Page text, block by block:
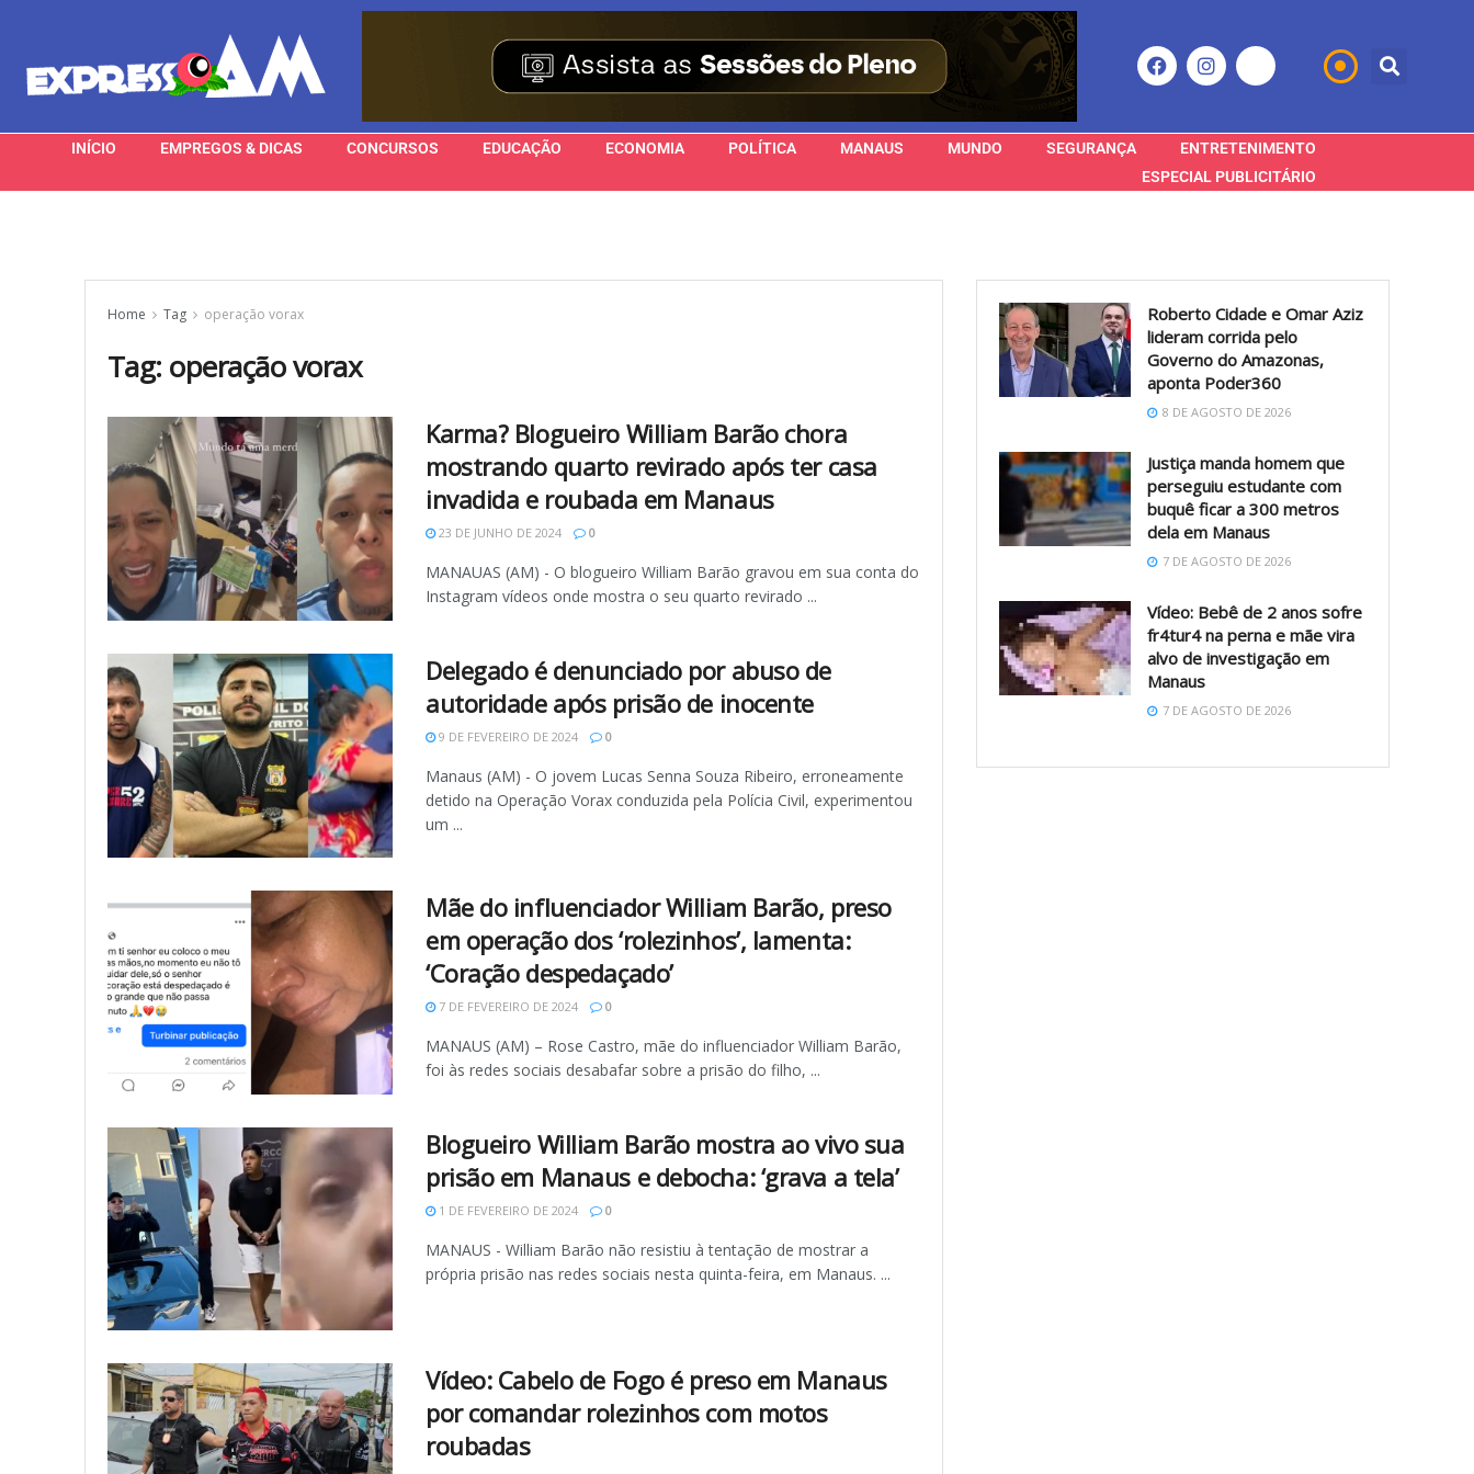
INÍCIO EMPREGOS & DICAS CONCURSOS EDUCAÇÃO ECONOMIA POLÍTICA MANAUS MUNDO SEGURANÇA
ENTRETENIMENTO
ESPECIAL PUBLICITÁRIO
Home Tag operação vorax
Tag: operação vorax
Karma? Blogueiro William Barão chora
mostrando quarto revirado após ter casa
invadida e roubada em Manaus
23 DE JUNHO DE 2024 0
MANAUAS (AM) - O blogueiro William Barão gravou em sua conta do
Instagram vídeos onde mostra o seu quarto revirado ...
Delegado é denunciado por abuso de
autoridade após prisão de inocente
9 DE FEVEREIRO DE 2024 0
Manaus (AM) - O jovem Lucas Senna Souza Ribeiro, erroneamente
detido na Operação Vorax conduzida pela Polícia Civil, experimentou
um ...
Mãe do influenciador William Barão, preso
em operação dos ‘rolezinhos’, lamenta:
‘Coração despedaçado’
7 DE FEVEREIRO DE 2024 0
MANAUS (AM) – Rose Castro, mãe do influenciador William Barão,
foi às redes sociais desabafar sobre a prisão do filho, ...
Blogueiro William Barão mostra ao vivo sua
prisão em Manaus e debocha: ‘grava a tela’
1 DE FEVEREIRO DE 2024 0
MANAUS - William Barão não resistiu à tentação de mostrar a
própria prisão nas redes sociais nesta quinta-feira, em Manaus. ...
Vídeo: Cabelo de Fogo é preso em Manaus
por comandar rolezinhos com motos
roubadas
Roberto Cidade e Omar Aziz
lideram corrida pelo
Governo do Amazonas,
aponta Poder360
8 DE AGOSTO DE 2026
Justiça manda homem que
perseguiu estudante com
buquê ficar a 300 metros
dela em Manaus
7 DE AGOSTO DE 2026
Vídeo: Bebê de 2 anos sofre
fr4tur4 na perna e mãe vira
alvo de investigação em
Manaus
7 DE AGOSTO DE 2026